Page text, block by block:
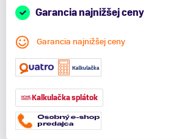
Garancia najnižšej ceny
Garancia najnižšej ceny
Kalkulačka splátok